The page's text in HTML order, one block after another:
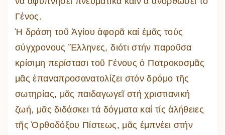
Γένος.
Ἡ δράση τοῦ Ἁγίου ἀφορᾶ καί ἐμᾶς τούς
σύγχρονους Ἕλληνες, διότι στήν παροῦσα
κρίσιμη περίστασι τοῦ Γένους ὁ Πατροκοσμᾶς
μᾶς ἐπαναπροσανατολίζει στόν δρόμο τῆς
σωτηρίας, μᾶς παιδαγωγεῖ στή χριστιανική
ζωή, μᾶς διδάσκει τά δόγματα καί τίς ἀλήθειες
τῆς Ὀρθοδόξου Πίστεως, μᾶς ἐμπνέει στήν